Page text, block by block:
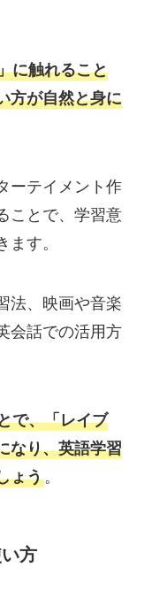
に触れること
方が自然と身に
ーテイメント作
ことで、学習意
す。
法、映画や音楽
会話での活用方
で、「レイブ
なり、英語学習
ょう。
方